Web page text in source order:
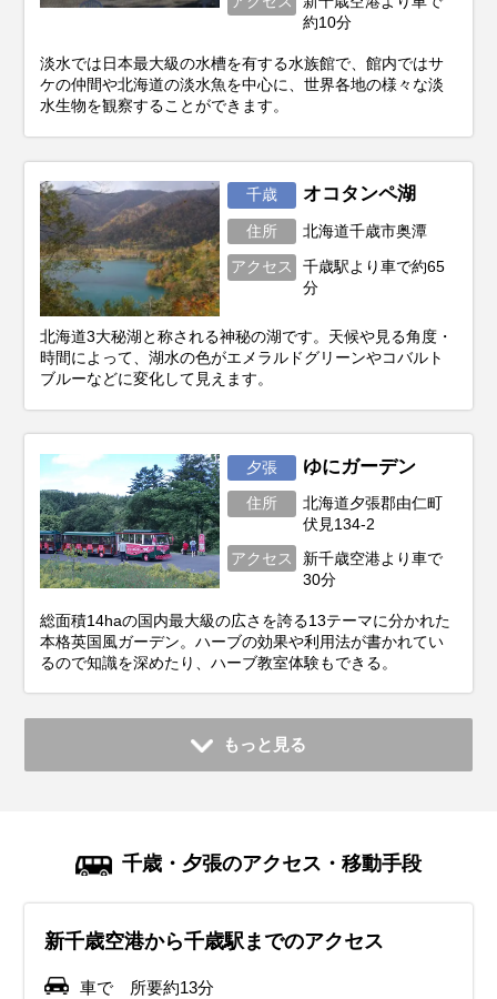
約10分
淡水では日本最大級の水槽を有する水族館で、館内ではサ
ケの仲間や北海道の淡水魚を中心に、世界各地の様々な淡
水生物を観察することができます。
千歳 オコタンペ湖
住所 北海道千歳市奥潭
アクセス
千歳駅より車で約65
分
北海道3大秘湖と称される神秘の湖です。天候や見る角度・
時間によって、湖水の色がエメラルドグリーンやコバルト
ブルーなどに変化して見えます。
夕張 ゆにガーデン
住所
北海道夕張郡由仁町
伏見134-2
アクセス
新千歳空港より車で
30分
総面積14haの国内最大級の広さを誇る13テーマに分かれた
本格英国風ガーデン。ハーブの効果や利用法が書かれてい
るので知識を深めたり、ハーブ教室体験もできる。
もっと見る
千歳・夕張のアクセス・移動手段
新千歳空港から千歳駅までのアクセス
車で 所要約13分